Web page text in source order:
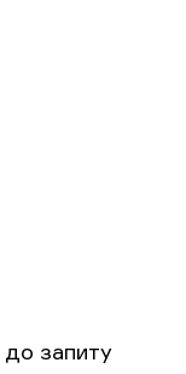
до запиту